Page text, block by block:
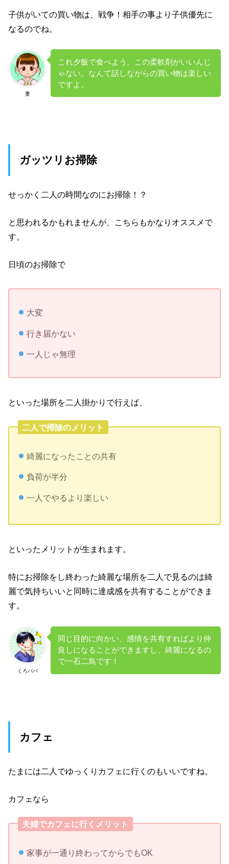
子供がいての買い物は、戦争！相手の事より子供優先に
なるのでね。
妻
これ夕飯で食べよう。この柔軟剤がいいんじ
ゃない。なんて話しながらの買い物は楽しい
ですよ。
ガッツリお掃除
せっかく二人の時間なのにお掃除！？
と思われるかもれませんが、こちらもかなりオススメで
す。
日頃のお掃除で
大変
行き届かない
一人じゃ無理
といった場所を二人掛かりで行えば、
二人で掃除のメリット
綺麗になったことの共有
負荷が半分
一人でやるより楽しい
といったメリットが生まれます。
特にお掃除をし終わった綺麗な場所を二人で見るのは綺
麗で気持ちいいと同時に達成感を共有することができま
す。
くろパパ
同じ目的に向かい、感情を共有すればより仲
良しになることができますし、綺麗になるの
で一石二鳥です！
カフェ
たまには二人でゆっくりカフェに行くのもいいですね。
カフェなら
夫婦でカフェに行くメリット
家事が一通り終わってからでもOK